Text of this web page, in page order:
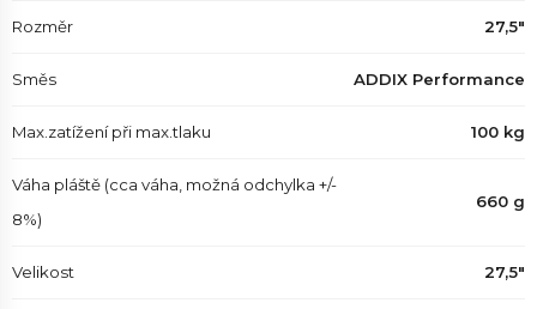
Rozměr 27,5"
Směs ADDIX Performance
Max.zatížení při max.tlaku 100 kg
Váha pláště (cca váha, možná odchylka +/-
8%)
660 g
Velikost 27,5"